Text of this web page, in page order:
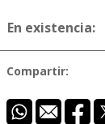
En existencia:
Compartir: